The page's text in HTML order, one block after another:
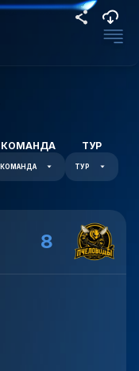
КОМАНДА
КОМАНДА
ТУР
ТУР
8